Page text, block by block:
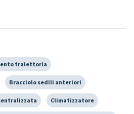
traiettoria
Bracciolo sedili anteriori
Climatizzatore